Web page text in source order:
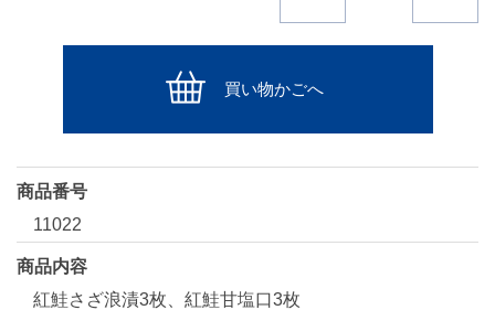
買い物かごへ
商品番号
11022
商品内容
紅鮭さざ浪漬3枚、紅鮭甘塩口3枚